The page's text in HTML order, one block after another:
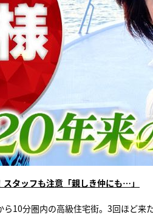
タッフも注意「親しき仲にも…」
10分圏内の高級住宅街。3回ほど来